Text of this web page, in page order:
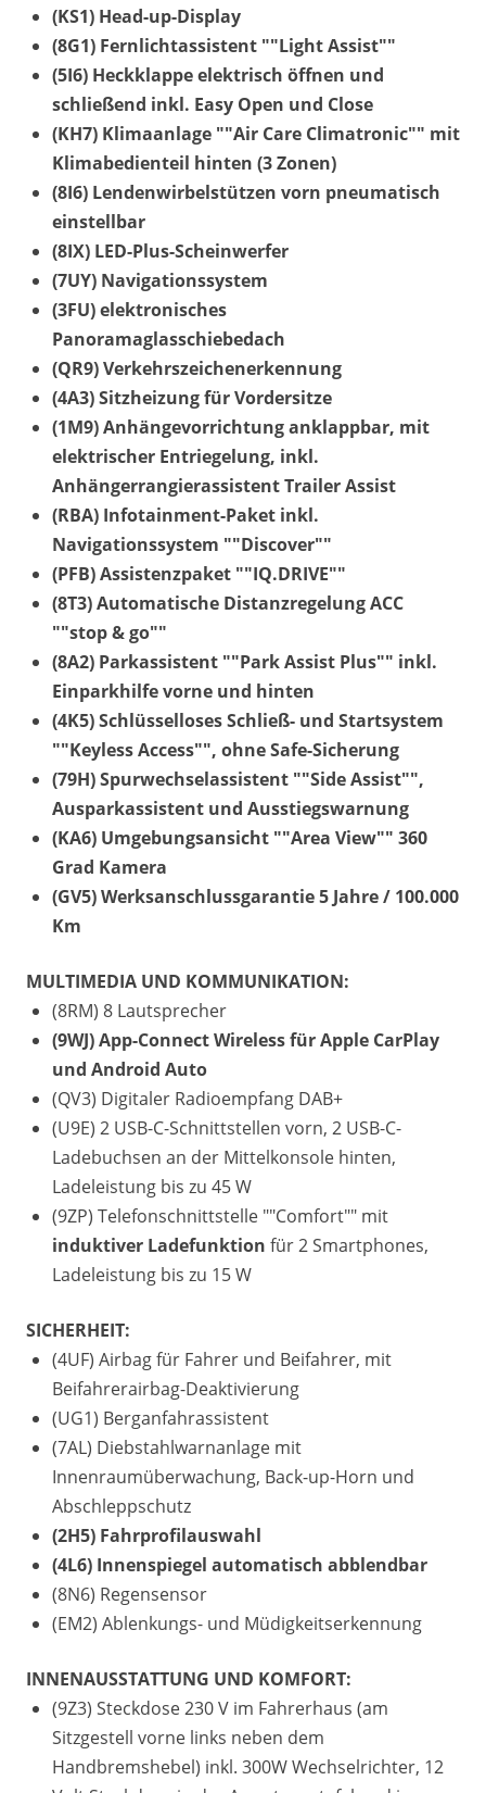
(KS1) Head-up-Display
(8G1) Fernlichtassistent ""Light Assist""
(5I6) Heckklappe elektrisch öffnen und
schließend inkl. Easy Open und Close
(KH7) Klimaanlage ""Air Care Climatronic"" mit
Klimabedienteil hinten (3 Zonen)
(8I6) Lendenwirbelstützen vorn pneumatisch
einstellbar
(8IX) LED-Plus-Scheinwerfer
(7UY) Navigationssystem
(3FU) elektronisches
Panoramaglasschiebedach
(QR9) Verkehrszeichenerkennung
(4A3) Sitzheizung für Vordersitze
(1M9) Anhängevorrichtung anklappbar, mit
elektrischer Entriegelung, inkl.
Anhängerrangierassistent Trailer Assist
(RBA) Infotainment-Paket inkl.
Navigationssystem ""Discover""
(PFB) Assistenzpaket ""IQ.DRIVE""
(8T3) Automatische Distanzregelung ACC
""stop & go""
(8A2) Parkassistent ""Park Assist Plus"" inkl.
Einparkhilfe vorne und hinten
(4K5) Schlüsselloses Schließ- und Startsystem
""Keyless Access"", ohne Safe-Sicherung
(79H) Spurwechselassistent ""Side Assist"",
Ausparkassistent und Ausstiegswarnung
(KA6) Umgebungsansicht ""Area View"" 360
Grad Kamera
(GV5) Werksanschlussgarantie 5 Jahre / 100.000
Km
MULTIMEDIA UND KOMMUNIKATION:
(8RM) 8 Lautsprecher
(9WJ) App-Connect Wireless für Apple CarPlay
und Android Auto
(QV3) Digitaler Radioempfang DAB+
(U9E) 2 USB-C-Schnittstellen vorn, 2 USB-C-
Ladebuchsen an der Mittelkonsole hinten,
Ladeleistung bis zu 45 W
(9ZP) Telefonschnittstelle ""Comfort"" mit
induktiver Ladefunktion für 2 Smartphones,
Ladeleistung bis zu 15 W
SICHERHEIT:
(4UF) Airbag für Fahrer und Beifahrer, mit
Beifahrerairbag-Deaktivierung
(UG1) Berganfahrassistent
(7AL) Diebstahlwarnanlage mit
Innenraumüberwachung, Back-up-Horn und
Abschleppschutz
(2H5) Fahrprofilauswahl
(4L6) Innenspiegel automatisch abblendbar
(8N6) Regensensor
(EM2) Ablenkungs- und Müdigkeitserkennung
INNENAUSSTATTUNG UND KOMFORT:
(9Z3) Steckdose 230 V im Fahrerhaus (am
Sitzgestell vorne links neben dem
Handbremshebel) inkl. 300W Wechselrichter, 12